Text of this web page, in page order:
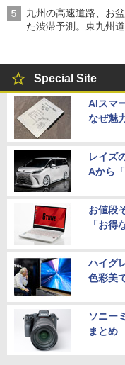
九州の高速道路、お
た渋滞予測。東九州
Special Site
AIスマ
なぜ魅
レイズ
Aから
お値段
「お得
ハイグ
色彩美
ソニー
まとめ